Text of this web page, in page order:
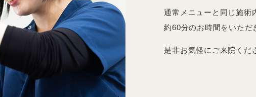
通常メニューと同じ施術
約60分のお時間をいただ
是非お気軽にご来院くだ